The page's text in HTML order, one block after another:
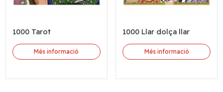
1000 Tarot
Més informació
1000 Llar dolça llar
Més informació